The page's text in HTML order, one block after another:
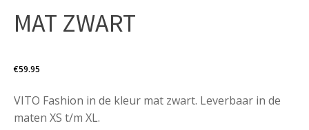
MAT ZWART
€59.95
VITO Fashion in de kleur mat zwart. Leverbaar in de
maten XS t/m XL.